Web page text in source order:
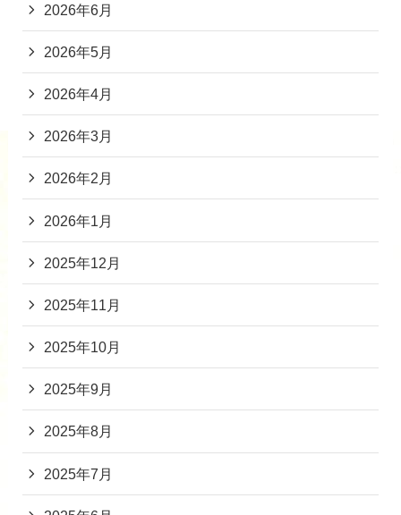
2026年6月
2026年5月
2026年4月
2026年3月
2026年2月
2026年1月
2025年12月
2025年11月
2025年10月
2025年9月
2025年8月
2025年7月